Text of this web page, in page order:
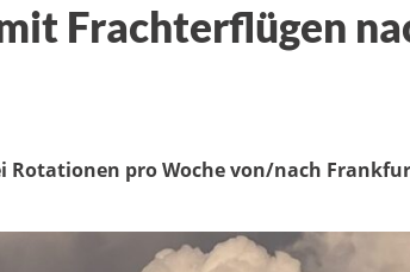
Frachterflügen
Rotationen pro Woche von/nach